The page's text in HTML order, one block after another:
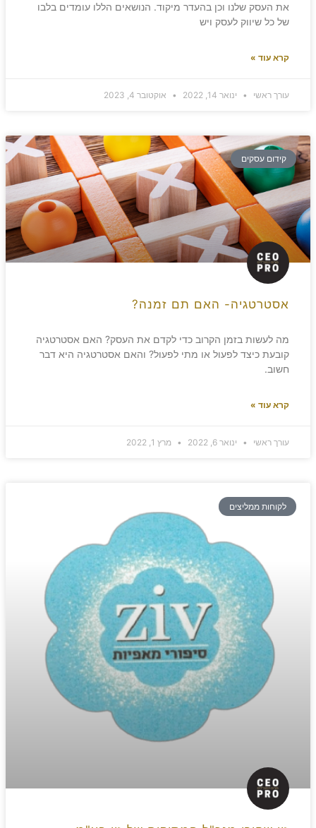
את העסק שלנו וכן בהעדר מיקוד. הנושאים הללו עומדים בלבו
של כל שיווק לעסק ויש
קרא עוד »
עורך ראשי ינואר 14, 2022 אוקטובר 4, 2023
קידום עסקים
אסטרטגיה- האם תם זמנה?
מה לעשות בזמן הקרוב כדי לקדם את העסק? האם אסטרטגיה
קובעת כיצד לפעול או מתי לפעול? והאם אסטרטגיה היא דבר
חשוב.
קרא עוד »
עורך ראשי ינואר 6, 2022 מרץ 1, 2022
לקוחות ממליצים